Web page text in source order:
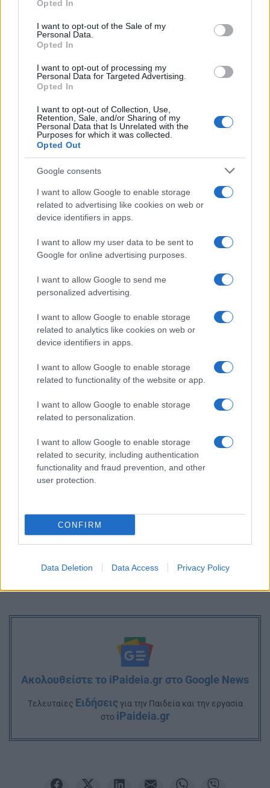
use your data for below specified purposes in below Google
consent section.
Opted In
I want to opt-out of the Sale of my
Personal Data.
Opted In
I want to opt-out of processing my
Personal Data for Targeted Advertising.
Opted In
I want to opt-out of Collection, Use,
Retention, Sale, and/or Sharing of my
Personal Data that Is Unrelated with the
Purposes for which it was collected.
Opted Out
Google consents
I want to allow Google to enable storage
related to advertising like cookies on web or
device identifiers in apps.
I want to allow my user data to be sent to
Google for online advertising purposes.
I want to allow Google to send me
personalized advertising.
I want to allow Google to enable storage
related to analytics like cookies on web or
device identifiers in apps.
I want to allow Google to enable storage
related to functionality of the website or app.
I want to allow Google to enable storage
related to personalization.
I want to allow Google to enable storage
related to security, including authentication
functionality and fraud prevention, and other
user protection.
CONFIRM
Data Deletion Data Access Privacy Policy
Τέλος, καλούμε για μία ακόμη φορά την Υπουργό κ.
Κεραμέως, να ακυρώσει την παράνομη αυτή εκλογική
διαδικασία και να προχωρήσει άμεσα σε δημοκρατικές
και συμμετοχικές εκλογές για τα Υπηρεσιακά Συμβούλια
μας (ΚΥΣΔΙΠ και ΠΥΣΔΙΠ), με δια ζώσης ψηφοφορία.
Άλλωστε και η ΑΔΕΔΥ στις 18 Νοεμβρίου ζήτησε από την
Υπουργό την άμεση ακύρωση της ηλεκτρονικής αυτής
Ακολουθείστε το iPaideia.gr στο Google News
Tελευταίες Ειδήσειςγια την Παιδεία και την εργασία
στο iPaideia.gr